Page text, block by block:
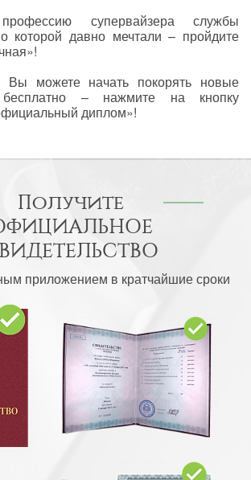
супервайзера службы
которой давно мечтали – пройдите
Вы можете начать покорять новые
бесплатно – нажмите на кнопку
диплом»!
Получите
приложением в кратчайшие сроки